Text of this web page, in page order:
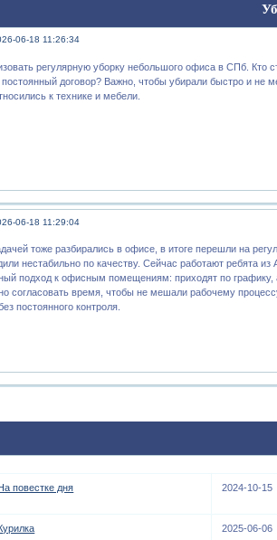
06-18 11:26:34
регулярную уборку небольшого офиса в СПб. Кто
постоянный договор? Важно, чтобы убирали быстро и не
к технике и мебели.
06-18 11:29:04
тоже разбирались в офисе, в итоге перешли на
нестабильно по качеству. Сейчас работают ребята
подход к офисным помещениям: приходят по графику,
согласовать время, чтобы не мешали рабочему
постоянного контроля.
повестке дня 2024-10-15
2025-06-06